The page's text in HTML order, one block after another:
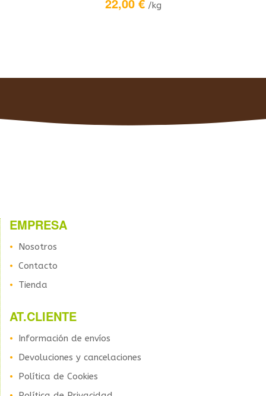
/kg
EMPRESA
Nosotros
Contacto
Tienda
AT.CLIENTE
Información de envíos
Devoluciones y cancelaciones
Política de Cookies